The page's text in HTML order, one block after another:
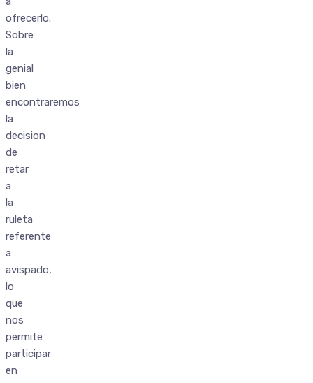
ofrecerlo.
Sobre
la
genial
bien
encontraremos
la
decision
de
retar
a
la
ruleta
referente
a
avispado,
lo
que
nos
permite
participar
en